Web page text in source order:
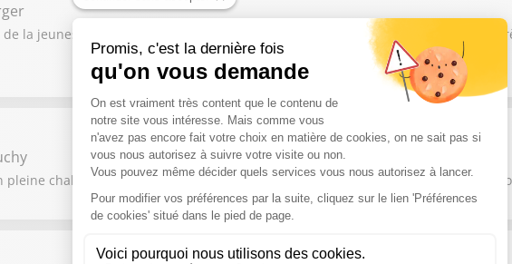
la jeunesse." Expression récemment employée par le ministre de l’Intérieur,
pleine chaleur, des animaux qui s'entassent... Quelles sont les causes de ce